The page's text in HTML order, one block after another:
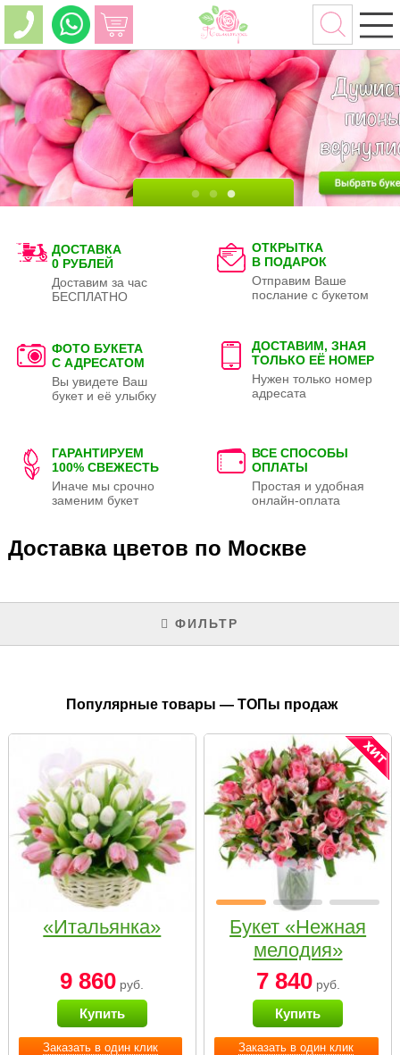
ДОСТАВКА
0 РУБЛЕЙ
Доставим за час
БЕСПЛАТНО
ОТКРЫТКА
В ПОДАРОК
Отправим Ваше
послание с букетом
ФОТО БУКЕТА
С АДРЕСАТОМ
Вы увидете Ваш
букет и её улыбку
ДОСТАВИМ, ЗНАЯ
ТОЛЬКО ЕЁ НОМЕР
Нужен только номер
адресата
ГАРАНТИРУЕМ
100% СВЕЖЕСТЬ
Иначе мы срочно
заменим букет
ВСЕ СПОСОБЫ
ОПЛАТЫ
Простая и удобная
онлайн-оплата
Доставка цветов по Москве
ФИЛЬТР
Популярные товары — ТОПы продаж
Заказать в один клик
«Итальянка»
9 860 руб.
Купить
Заказать в один клик
Букет «Нежная
мелодия»
7 840руб.
Купить